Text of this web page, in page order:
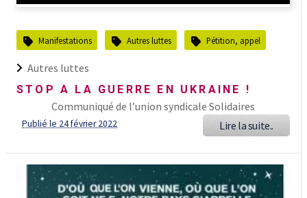
Manifestations Autres luttes Pétition, appel
Autres luttes
STOP A LA GUERRE EN UKRAINE !
Communiqué de l’union syndicale Solidaires
Publié le 24 février 2022 Lire la suite..